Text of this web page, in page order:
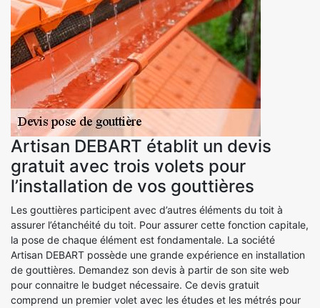
Artisan DEBART établit un devis
gratuit avec trois volets pour
l’installation de vos gouttières
Les gouttières participent avec d’autres éléments du toit à
assurer l’étanchéité du toit. Pour assurer cette fonction capitale,
la pose de chaque élément est fondamentale. La société
Artisan DEBART possède une grande expérience en installation
de gouttières. Demandez son devis à partir de son site web
pour connaitre le budget nécessaire. Ce devis gratuit
comprend un premier volet avec les études et les métrés pour